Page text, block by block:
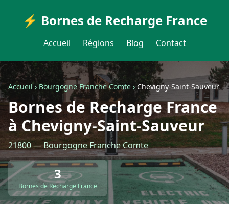
⚡ Bornes de Recharge France
Accueil Régions Blog Contact
Accueil›Bourgogne Franche Comte ›Chevigny-Saint-Sauveur
Bornes de Recharge France
à Chevigny-Saint-Sauveur
21800 — Bourgogne Franche Comte
3
Bornes de Recharge France